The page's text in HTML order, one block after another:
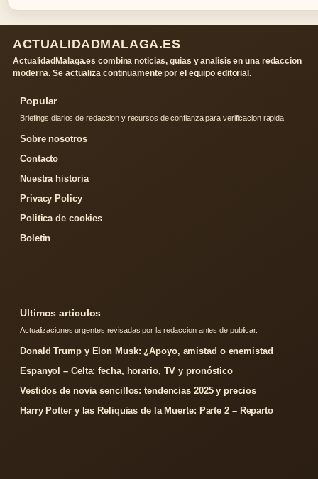
ACTUALIDADMALAGA.ES
ActualidadMalaga.es combina noticias, guias y analisis en una redaccion
moderna. Se actualiza continuamente por el equipo editorial.
Popular
Briefings diarios de redaccion y recursos de confianza para verificacion rapida.
Sobre nosotros
Contacto
Nuestra historia
Privacy Policy
Politica de cookies
Boletin
Ultimos articulos
Actualizaciones urgentes revisadas por la redaccion antes de publicar.
Donald Trump y Elon Musk: ¿Apoyo, amistad o enemistad
Espanyol – Celta: fecha, horario, TV y pronóstico
Vestidos de novia sencillos: tendencias 2025 y precios
Harry Potter y las Reliquias de la Muerte: Parte 2 – Reparto